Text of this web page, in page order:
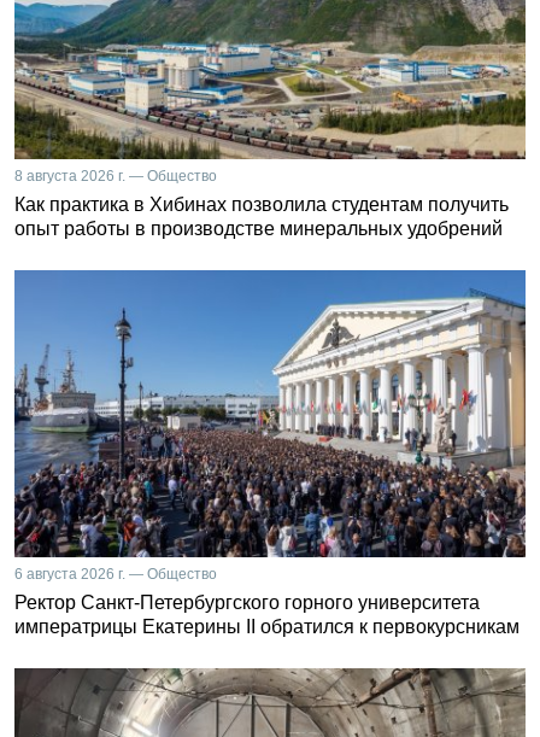
8 августа 2026 г. — Общество
Как практика в Хибинах позволила студентам получить
опыт работы в производстве минеральных удобрений
6 августа 2026 г. — Общество
Ректор Санкт-Петербургского горного университета
императрицы Екатерины II обратился к первокурсникам